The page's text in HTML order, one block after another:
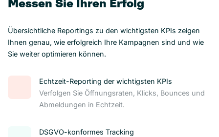
Messen Sie Ihren Erfolg
Übersichtliche Reportings zu den wichtigsten KPIs zeigen
Ihnen genau, wie erfolgreich Ihre Kampagnen sind und wie
Sie weiter optimieren können.
Echtzeit-Reporting der wichtigsten KPIs
Verfolgen Sie Öffnungsraten, Klicks, Bounces und
Abmeldungen in Echtzeit.
DSGVO-konformes Tracking